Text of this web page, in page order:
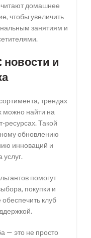
домашнее
чтобы увеличить
занятиям и
и
трендах
можно найти на
ресурсах. Такой
обновлению
инноваций и
помогут
покупки и
клуб
— это не просто